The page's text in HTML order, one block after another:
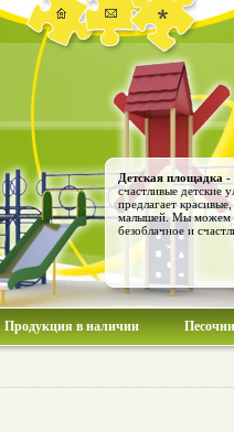
Детская площадка -
счастливые детские
предлагает
малышей. Мы можем
безоблачное и
Продукция в наличии